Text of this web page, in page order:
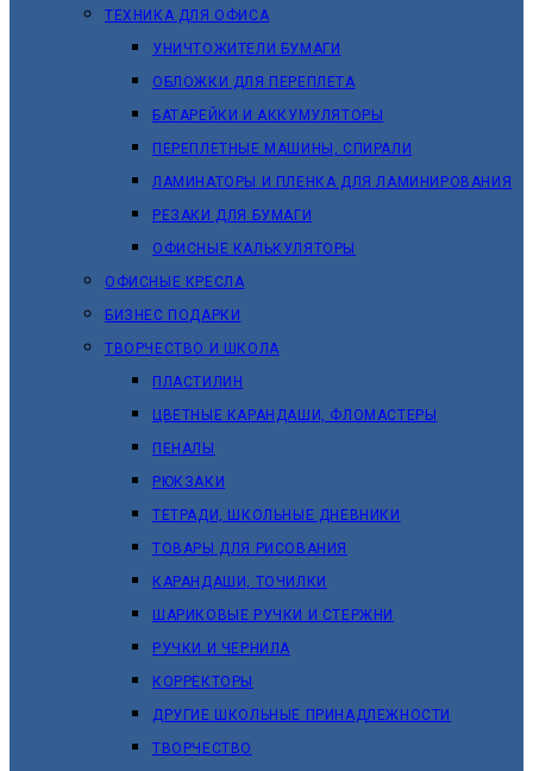
ТЕХНИКА ДЛЯ ОФИСА
УНИЧТОЖИТЕЛИ БУМАГИ
ОБЛОЖКИ ДЛЯ ПЕРЕПЛЕТА
БАТАРЕЙКИ И АККУМУЛЯТОРЫ
ПЕРЕПЛЕТНЫЕ МАШИНЫ, СПИРАЛИ
ЛАМИНАТОРЫ И ПЛЕНКА ДЛЯ ЛАМИНИРОВАНИЯ
РЕЗАКИ ДЛЯ БУМАГИ
ОФИСНЫЕ КАЛЬКУЛЯТОРЫ
ОФИСНЫЕ КРЕСЛА
БИЗНЕС ПОДАРКИ
ТВОРЧЕСТВО И ШКОЛА
ПЛАСТИЛИН
ЦВЕТНЫЕ КАРАНДАШИ, ФЛОМАСТЕРЫ
ПЕНАЛЫ
РЮКЗАКИ
ТЕТРАДИ, ШКОЛЬНЫЕ ДНЕВНИКИ
ТОВАРЫ ДЛЯ РИСОВАНИЯ
КАРАНДАШИ, ТОЧИЛКИ
ШАРИКОВЫЕ РУЧКИ И СТЕРЖНИ
РУЧКИ И ЧЕРНИЛА
КОРРЕКТОРЫ
ДРУГИЕ ШКОЛЬНЫЕ ПРИНАДЛЕЖНОСТИ
ТВОРЧЕСТВО